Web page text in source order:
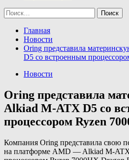
Найти:
Главная
Новости
Oring представила
D5 со встроенным
Новости
Oring представила
Alkiad M-ATX D5 со
процессором Ryzen
Компания Oring представила свою
на платформе AMD — Alkiad M-